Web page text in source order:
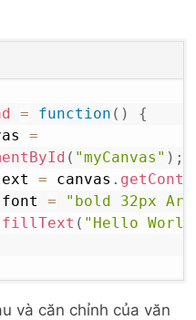
= function ( )
{
=
( "myCanvas" ) ;
= canvas .
font =
"bold 32px
fillText ( "Hello
và căn chỉnh của văn